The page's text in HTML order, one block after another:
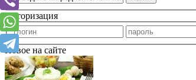
Авторизация
Новое на сайте